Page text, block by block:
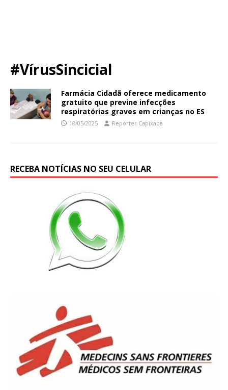
#VírusSincicial
Farmácia Cidadã oferece medicamento
gratuito que previne infecções
respiratórias graves em crianças no ES
18/05/2025 Repórter Capixaba
RECEBA NOTÍCIAS NO SEU CELULAR